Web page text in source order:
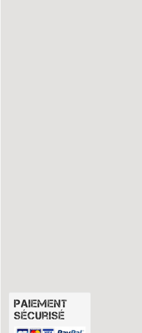
Paiement
sécurisé